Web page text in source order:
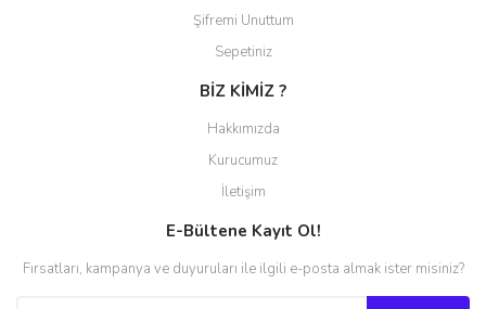
Şifremi Unuttum
Sepetiniz
BİZ KİMİZ ?
Hakkımızda
Kurucumuz
İletişim
E-Bültene Kayıt Ol!
Fırsatları, kampanya ve duyuruları ile ilgili e-posta almak ister misiniz?